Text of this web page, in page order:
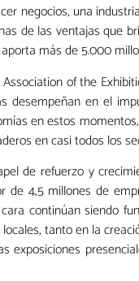
negocios, una
de las ventajas que
más de 5.000
of the
desempeñan en el
en estos
en casi todos los
de refuerzo y
4,5 millones de
continúan siendo
tanto en la
exposiciones